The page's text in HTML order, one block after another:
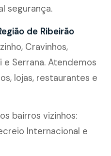
segurança.
de Ribeirão
Cravinhos,
e Serrana. Atendemos
lojas, restaurantes e
bairros vizinhos:
Internacional e